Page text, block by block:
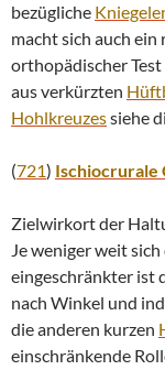
bezügliche
macht sich auch
orthopädischer
aus verkürzten
Hohlkreuzessiehe
(721) Ischiocrurale
Zielwirkort der
Je weniger weit
eingeschränkter ist
nach Winkel und
die anderen kurzen
einschränkende